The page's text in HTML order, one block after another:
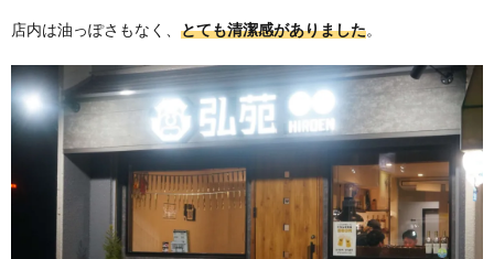
店内は油っぽさもなく、 とても清潔感がありました。